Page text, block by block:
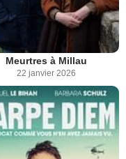
Meurtres à Millau
22 janvier 2026